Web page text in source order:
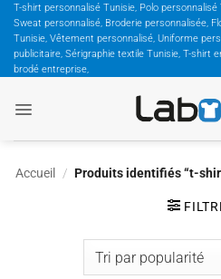
Passer
contenu
T-shirt personnalisé Tunisie, Polo
Sweat personnalisé, Broderie personnalisée,
Tunisie, Vêtement personnalisé, Uniforme
publicitaire, Sérigraphie textile Tunisie, T-shirt
brodé entreprise,
Accueil / Produits identifiés “t-